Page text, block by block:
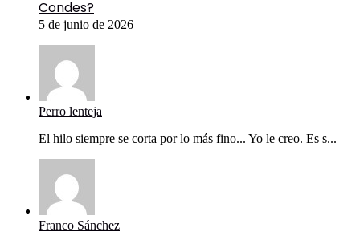
Condes?
5 de junio de 2026
Perro lenteja
El hilo siempre se corta por lo más fino... Yo le creo. Es s...
Franco Sánchez